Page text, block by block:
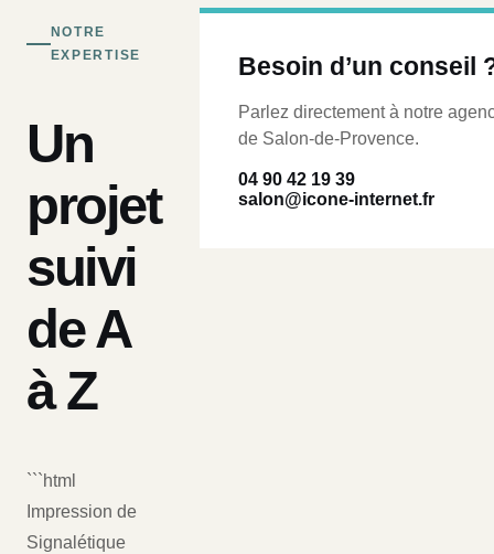
NOTRE
EXPERTISE
Un
projet
suivi
de A
à Z
```html
Impression de
Signalétique
Besoin d’un conseil
Parlez directement à notre
de Salon-de-Provence.
04 90 42 19 39
salon@icone-internet.fr